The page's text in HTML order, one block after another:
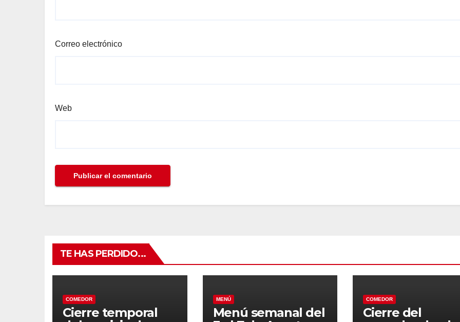
Correo electrónico
Web
TE HAS PERDIDO...
COMEDOR
Cierre temporal
MENÚ
Menú semanal del
COMEDOR
Cierre del